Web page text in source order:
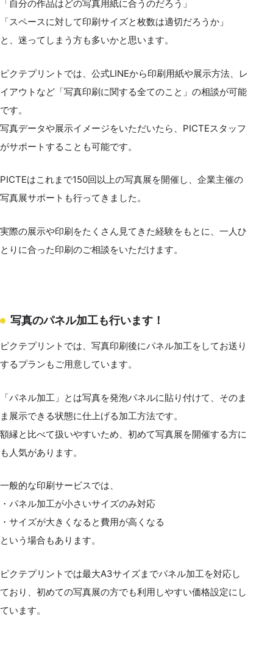
「自分の作品はどの写真用紙に合うのだろう」
「スペースに対して印刷サイズと枚数は適切だろうか」
と、迷ってしまう方も多いかと思います。
ピクテプリントでは、公式LINEから印刷用紙や展示方法、レ
イアウトなど「写真印刷に関する全てのこと」の相談が可能
です。
写真データや展示イメージをいただいたら、PICTEスタッフ
がサポートすることも可能です。
PICTEはこれまで150回以上の写真展を開催し、企業主催の
写真展サポートも行ってきました。
実際の展示や印刷をたくさん見てきた経験をもとに、一人ひ
とりに合った印刷のご相談をいただけます。
写真のパネル加工も行います！
ピクテプリントでは、写真印刷後にパネル加工をしてお送り
するプランもご用意しています。
「パネル加工」とは写真を発泡パネルに貼り付けて、そのま
ま展示できる状態に仕上げる加工方法です。
額縁と比べて扱いやすいため、初めて写真展を開催する方に
も人気があります。
一般的な印刷サービスでは、
・パネル加工が小さいサイズのみ対応
・サイズが大きくなると費用が高くなる
という場合もあります。
ピクテプリントでは最大A3サイズまでパネル加工を対応し
ており、初めての写真展の方でも利用しやすい価格設定にし
ています。